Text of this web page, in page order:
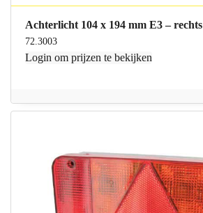
Achterlicht 104 x 194 mm E3 – rechts
72.3003
Login om prijzen te bekijken